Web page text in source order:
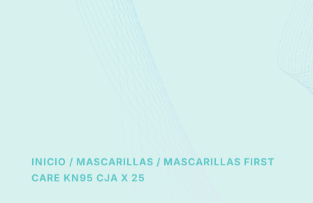
INICIO / MASCARILLAS / MASCARILLAS FIRST
CARE KN95 CJA X 25